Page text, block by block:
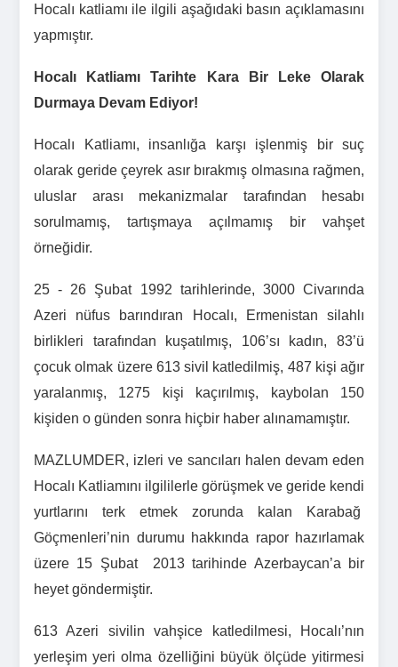
Hocalı katliamı ile ilgili aşağıdaki basın açıklamasını
yapmıştır.
Hocalı Katliamı Tarihte Kara Bir Leke Olarak
Durmaya Devam Ediyor!
Hocalı Katliamı, insanlığa karşı işlenmiş bir suç
olarak geride çeyrek asır bırakmış olmasına rağmen,
uluslar arası mekanizmalar tarafından hesabı
sorulmamış, tartışmaya açılmamış bir vahşet
örneğidir.
25 - 26 Şubat 1992 tarihlerinde, 3000 Civarında
Azeri nüfus barındıran Hocalı, Ermenistan silahlı
birlikleri tarafından kuşatılmış, 106’sı kadın, 83’ü
çocuk olmak üzere 613 sivil katledilmiş, 487 kişi ağır
yaralanmış, 1275 kişi kaçırılmış, kaybolan 150
kişiden o günden sonra hiçbir haber alınamamıştır.
MAZLUMDER, izleri ve sancıları halen devam eden
Hocalı Katliamını ilgililerle görüşmek ve geride kendi
yurtlarını terk etmek zorunda kalan Karabağ
Göçmenleri’nin durumu hakkında rapor hazırlamak
üzere 15 Şubat 2013 tarihinde Azerbaycan’a bir
heyet göndermiştir.
613 Azeri sivilin vahşice katledilmesi, Hocalı’nın
yerleşim yeri olma özelliğini büyük ölçüde yitirmesi